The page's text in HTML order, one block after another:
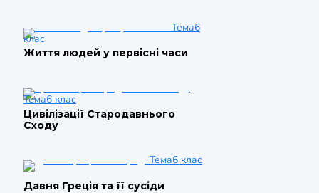
Тема6
клас
Життя людей у первісні часи
Тема6 клас
Цивілізації Стародавнього
Сходу
Тема6 клас
Давня Греція та її сусіди